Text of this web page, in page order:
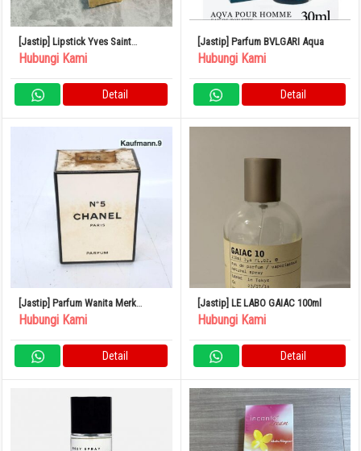
[Jastip] Lipstick Yves Saint
Laurent
Hubungi Kami
Detail
[Jastip] Parfum BVLGARI Aqua
Hubungi Kami
Detail
[Jastip] Parfum Wanita Merk
CHANEL No.5
Hubungi Kami
Detail
[Jastip] LE LABO GAIAC 100ml
Hubungi Kami
Detail